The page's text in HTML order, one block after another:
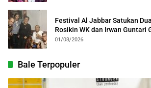
Festival Al Jabbar Satukan
Rosikin WK dan Irwan Guntari
Kolosal
01/08/2026
Bale Terpopuler